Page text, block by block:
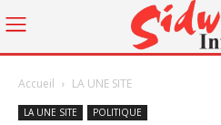
Accueil LA UNE SITE
LA UNE SITE POLITIQUE